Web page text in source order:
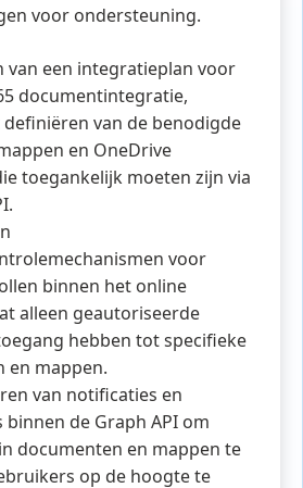
voor ondersteuning.
van een integratieplan voor
documentintegratie,
van de benodigde
en OneDrive
toegankelijk moeten zijn via
voor
binnen het online
alleen geautoriseerde
hebben tot specifieke
en mappen.
van notificaties en
de Graph API om
documenten en mappen te
op de hoogte te